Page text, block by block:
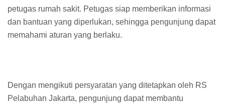
petugas rumah sakit. Petugas siap memberikan informasi
dan bantuan yang diperlukan, sehingga pengunjung dapat
memahami aturan yang berlaku.
Dengan mengikuti persyaratan yang ditetapkan oleh RS
Pelabuhan Jakarta, pengunjung dapat membantu